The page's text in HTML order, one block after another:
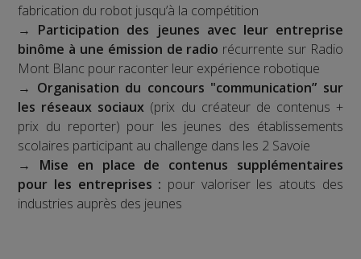
fabrication du robot jusqu’à la compétition
→ Participation des jeunes avec leur entreprise
binôme à une émission de radio récurrente sur Radio
Mont Blanc pour raconter leur expérience robotique
→ Organisation du concours "communication” sur
les réseaux sociaux (prix du créateur de contenus +
prix du reporter) pour les jeunes des établissements
scolaires participant au challenge dans les 2 Savoie
→ Mise en place de contenus supplémentaires
pour les entreprises : pour valoriser les atouts des
industries auprès des jeunes